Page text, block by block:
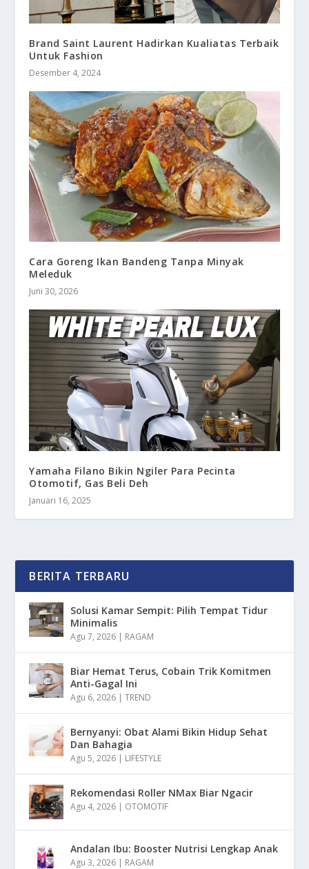
Brand Saint Laurent Hadirkan Kualiatas Terbaik
Untuk Fashion
Desember 4, 2024
Cara Goreng Ikan Bandeng Tanpa Minyak
Meleduk
Juni 30, 2026
Yamaha Filano Bikin Ngiler Para Pecinta
Otomotif, Gas Beli Deh
Januari 16, 2025
BERITA TERBARU
Solusi Kamar Sempit: Pilih Tempat Tidur
Minimalis
Agu 7, 2026 | RAGAM
Biar Hemat Terus, Cobain Trik Komitmen
Anti-Gagal Ini
Agu 6, 2026 |TREND
Bernyanyi: Obat Alami Bikin Hidup Sehat
Dan Bahagia
Agu 5, 2026 | LIFESTYLE
Rekomendasi Roller NMax Biar Ngacir
Agu 4, 2026 | OTOMOTIF
Andalan Ibu: Booster Nutrisi Lengkap Anak
Agu 3, 2026 | RAGAM